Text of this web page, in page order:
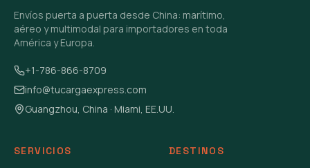
Envíos puerta a puerta desde China: marítimo,
aéreo y multimodal para importadores en toda
América y Europa.
+1-786-866-8709
info@tucargaexpress.com
Guangzhou, China · Miami, EE.UU.
SERVICIOS DESTINOS